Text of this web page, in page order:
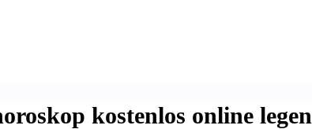
kostenlos online legen